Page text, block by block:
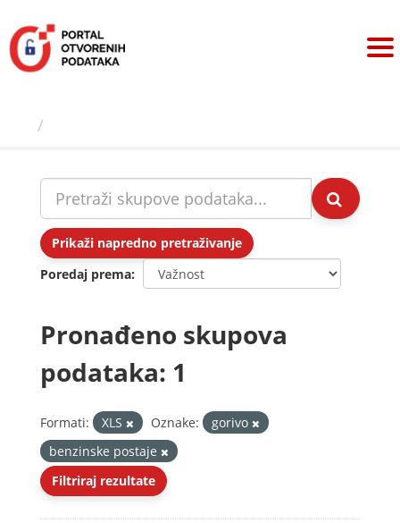
sadržaj
Prikaži napredno pretraživanje
Poredaj prema
Pronađeno skupova
podataka: 1
Formati: XLS Oznake:
gorivo
benzinske postaje
Filtriraj rezultate